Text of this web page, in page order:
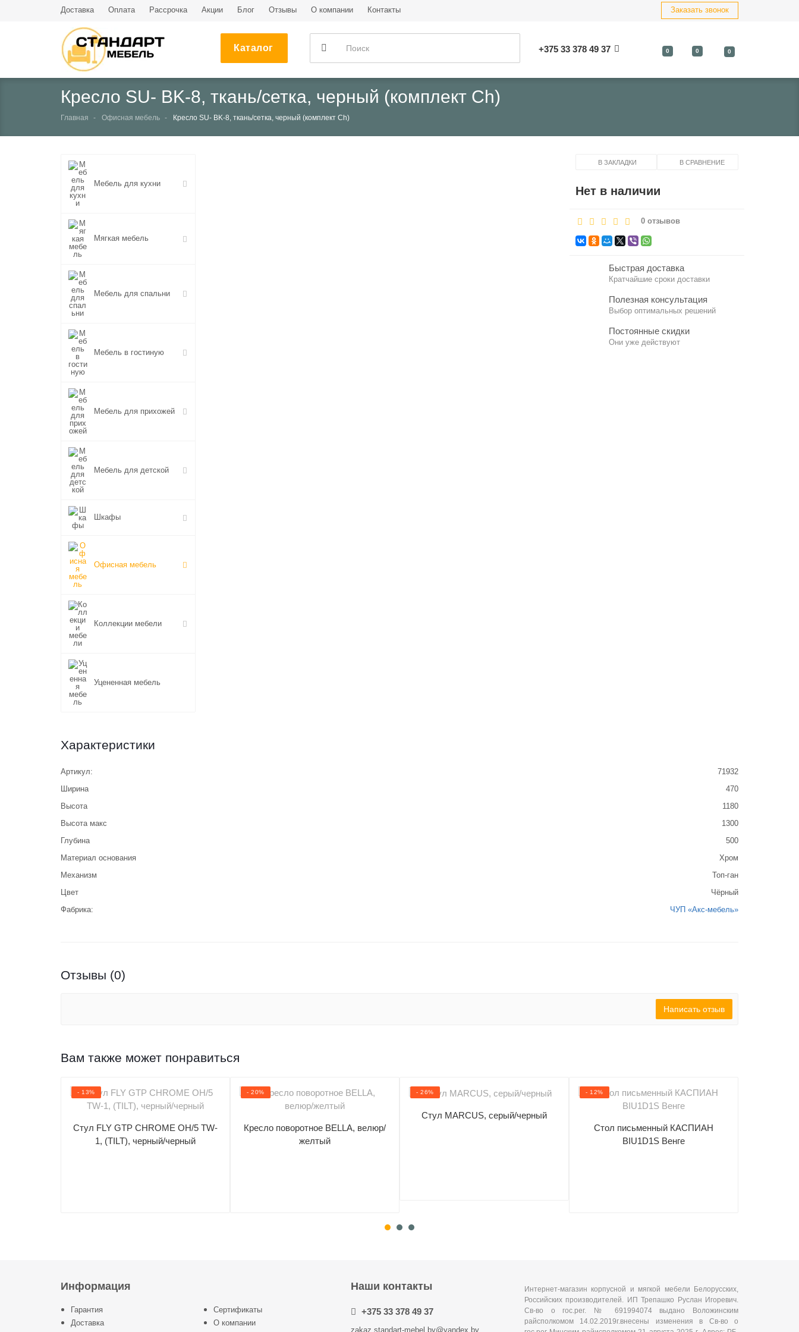
Доставка Оплата Рассрочка Акции Блог Отзывы О компании Контакты Заказать звонок
Каталог +375 33 378 49 37 0 0 0
Кресло SU- BK-8, ткань/сетка, черный (комплект Ch)
Главная Офисная мебель Кресло SU- BK-8, ткань/сетка, черный (комплект Ch)
Мебель для кухни
Мягкая мебель
Мебель для спальни
Мебель в гостиную
Мебель для прихожей
Мебель для детской
Шкафы
Офисная мебель
Коллекции мебели
Уцененная мебель
В ЗАКЛАДКИ В СРАВНЕНИЕ
Нет в наличии
0 отзывов
Быстрая доставка
Кратчайшие сроки доставки
Полезная консультация
Выбор оптимальных решений
Постоянные скидки
Они уже действуют
Характеристики
Артикул:
71932
Ширина
470
Высота
1180
Высота макс
1300
Глубина
500
Материал основания
Хром
Механизм
Топ-ган
Цвет
Чёрный
Фабрика:
ЧУП «Акс-мебель»
Отзывы (0)
Написать отзыв
Вам также может понравиться
- 13%
Стул FLY GTP CHROME OH/5 TW-
1, (TILT), черный/черный
- 20%
Кресло поворотное BELLA, велюр/
желтый
- 26%
Стул MARCUS, серый/черный
- 12%
Стол письменный КАСПИАН
BIU1D1S Венге
Информация
Гарантия
Доставка
Сертификаты
О компании
Наши контакты
+375 33 378 49 37
zakaz.standart-mebel.by@yandex.by
Интернет-магазин корпусной и мягкой мебели Белорусских,
Российских производителей. ИП Трепашко Руслан Игоревич.
Св-во о гос.рег. № 691994074 выдано Воложинским
райсполкомом 14.02.2019г.внесены изменения в Св-во о